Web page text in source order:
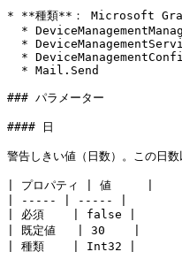
* **種類**： Microsoft
### パラメーター
#### 日
警告しきい値（日数）。この日
| プロパティ | 値     |
| ----- | ----- |
| 必須    | false |
| 既定値   | 30    |
| 種類    | Int32 |